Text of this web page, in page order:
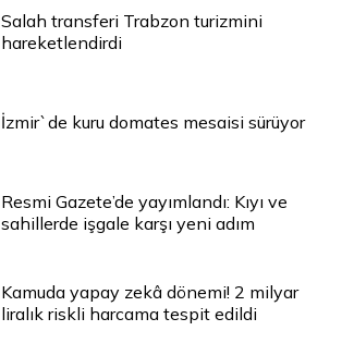
Salah transferi Trabzon turizmini
hareketlendirdi
İzmir`de kuru domates mesaisi sürüyor
Resmi Gazete’de yayımlandı: Kıyı ve
sahillerde işgale karşı yeni adım
Kamuda yapay zekâ dönemi! 2 milyar
liralık riskli harcama tespit edildi